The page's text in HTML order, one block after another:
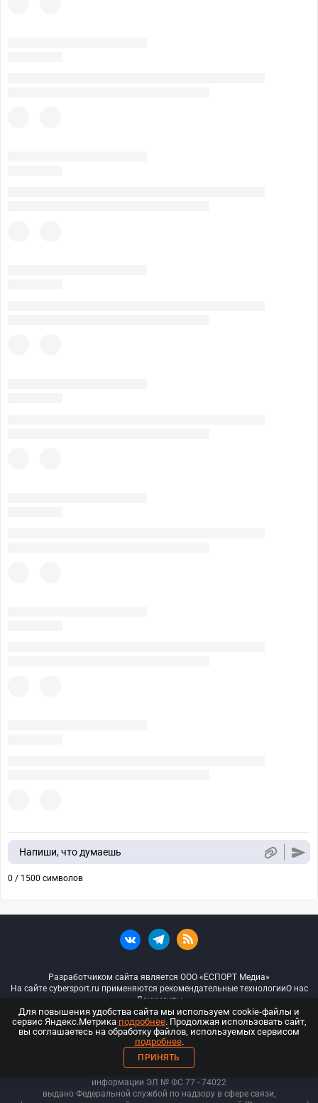
Напиши, что думаешь
0 / 1500 символов
Разработчиком сайта является ООО «ЕСПОРТ Медиа»
На сайте cybersport.ru применяются рекомендательные технологииО нас
Документы
© ООО «Киберспорт.ру» — Все права защищены
18+
ООО «Киберспорт.ру». Свидетельство о регистрации средств массовой
информации ЭЛ № ФС 77 - 74022
выдано Федеральной службой по надзору в сфере связи,
Для повышения удобства сайта мы используем cookie-файлы и
сервис Яндекс.Метрика подробнее. Продолжая использовать сайт,
вы соглашаетесь на обработку файлов, используемых сервисом
подробнее.
ПРИНЯТЬ